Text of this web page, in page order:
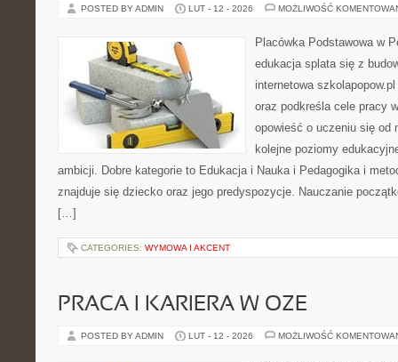
POSTED BY ADMIN LUT - 12 - 2026 MOŻLIWOŚĆ
Placówka Podstawowa w
edukacja splata się z
internetowa
oraz podkreśla cele pracy
opowieść o uczeniu się od
kolejne poziomy
ambicji. Dobre kategorie to Edukacja i Nauka i Pedagogika i
znajduje się dziecko oraz jego predyspozycje. Nauczanie
[…]
CATEGORIES: WYMOWA I AKCENT
PRACA I KARIERA W OZE
POSTED BY ADMIN LUT - 12 - 2026 MOŻLIWOŚĆ